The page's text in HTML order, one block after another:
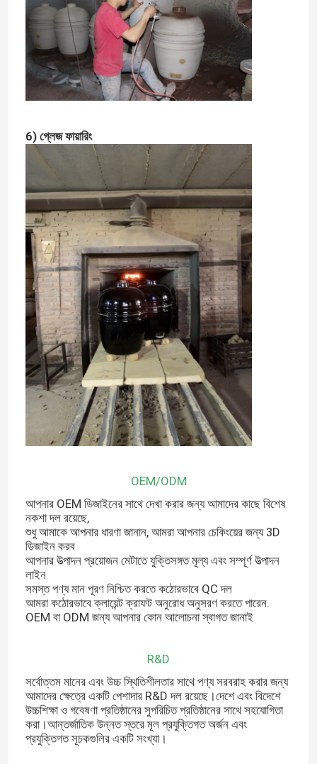
বাড়ি
পণ্য
মান নিয়ন্ত্রণ
আমাদের সাথে যোগাযোগ করুন
খবর
সিরামিক কামাডো গ্রিল
সিরামিক বারবিকিউ গ্রিল
সিরামিক চারকোল গ্রিল
15 ইঞ্চি কামাডো গ্রিল
16 ইঞ্চি কামাডো গ্রিল
18 ইঞ্চি কামাডো গ্রিল
22 ইঞ্চি কামাডো গ্রিল
6) গ্লেজ ফায়ারিং
OEM/ODM
আপনার OEM ডিজাইনের সাথে দেখা করার জন্য আমাদের কাছে বিশেষ
নকশা দল রয়েছে,
শুধু আমাকে আপনার ধারণা জানান, আমরা আপনার চেকিংয়ের জন্য 3D
ডিজাইন করব
আপনার উত্পাদন প্রয়োজন মেটাতে যুক্তিসঙ্গত মূল্য এবং সম্পূর্ণ উত্পাদন
লাইন
সমস্ত পণ্য মান পূরণ নিশ্চিত করতে কঠোরভাবে QC দল
আমরা কঠোরভাবে ক্লায়েন্ট ক্রাফট অনুরোধ অনুসরণ করতে পারেন.
OEM বা ODM জন্য আপনার কোন আলোচনা স্বাগত জানাই
R&D
সর্বোত্তম মানের এবং উচ্চ স্থিতিশীলতার সাথে পণ্য সরবরাহ করার জন্য
আমাদের ক্ষেত্রে একটি পেশাদার R&D দল রয়েছে।দেশে এবং বিদেশে
উচ্চশিক্ষা ও গবেষণা প্রতিষ্ঠানের সুপরিচিত প্রতিষ্ঠানের সাথে সহযোগিতা
করা।আন্তর্জাতিক উন্নত স্তরে মূল প্রযুক্তিগত অর্জন এবং
প্রযুক্তিগত সূচকগুলির একটি সংখ্যা।